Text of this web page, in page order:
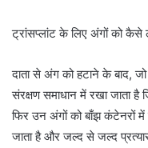
ट्रांसप्लांट के लिए अंगों को कैसे
दाता से अंग को हटाने के बाद,
संरक्षण समाधान में रखा जाता
फिर उन अंगों को बाँझ कंटेनरों
जाता है और जल्द से जल्द